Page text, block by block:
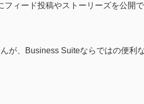
フィード投稿やストーリーズを公開で
が、Business Suiteならではの便利